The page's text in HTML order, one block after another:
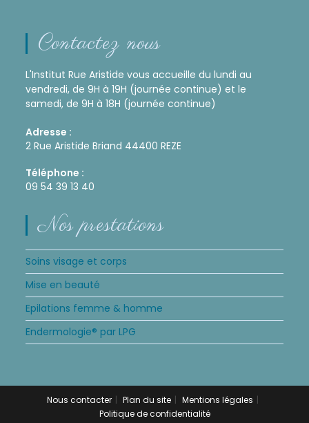
Contactez nous
L'Institut Rue Aristide vous accueille du lundi au
vendredi, de 9H à 19H (journée continue) et le
samedi, de 9H à 18H (journée continue)
Adresse :
2 Rue Aristide Briand 44400 REZE
Téléphone :
09 54 39 13 40
Nos prestations
Soins visage et corps
Mise en beauté
Epilations femme & homme
Endermologie® par LPG
Nous contacter Plan du site
Mentions légales
Politique de confidentialité